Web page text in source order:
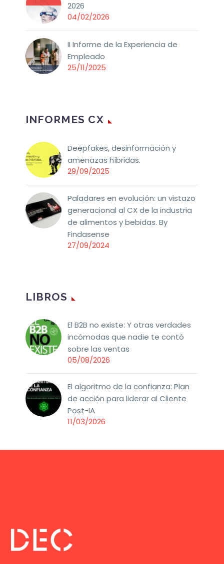
2026
04/02/2026
II Informe de la Experiencia de
Empleado
25/11/2025
INFORMES CX
Deepfakes, desinformación y
amenazas híbridas.
29/09/2025
Paladares en evolución: un vistazo
generacional al CX de la industria
de alimentos y bebidas. By
Findasense
27/09/2024
LIBROS
El B2B no existe: Y otras verdades
incómodas que nadie te contó
sobre las ventas
05/08/2026
El algoritmo de la confianza: Plan
de acción para liderar al Cliente
Post-IA
11/03/2026